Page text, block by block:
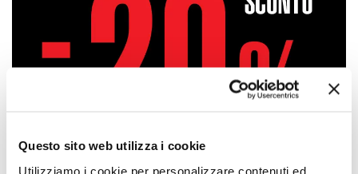
Questo sito web utilizza i cookie
Utilizziamo i cookie per personalizzare contenuti ed